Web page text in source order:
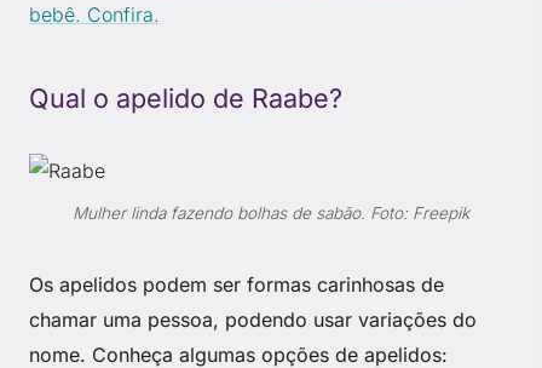
bebê. Confira.
Qual o apelido de Raabe?
Mulher linda fazendo bolhas de sabão. Foto: Freepik
Os apelidos podem ser formas carinhosas de
chamar uma pessoa, podendo usar variações do
nome. Conheça algumas opções de apelidos: